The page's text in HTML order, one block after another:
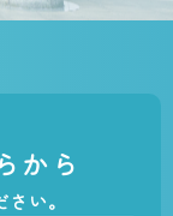
から
い。